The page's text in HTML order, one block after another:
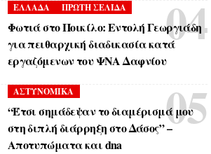
ΕΛΛΑΔΑ ΠΡΩΤΗ ΣΕΛΙΔΑ
Φωτιά στο Ποικίλο: Εντολή Γεωργιάδη
για πειθαρχική διαδικασία κατά
εργαζόμενων του ΨΝΑ Δαφνίου
ΑΣΤΥΝΟΜΙΚΑ
“Έτσι σημάδεψαν το διαμέρισμά μου
στη διπλή διάρρηξη στο Δάσος” –
Αποτυπώματα και dna